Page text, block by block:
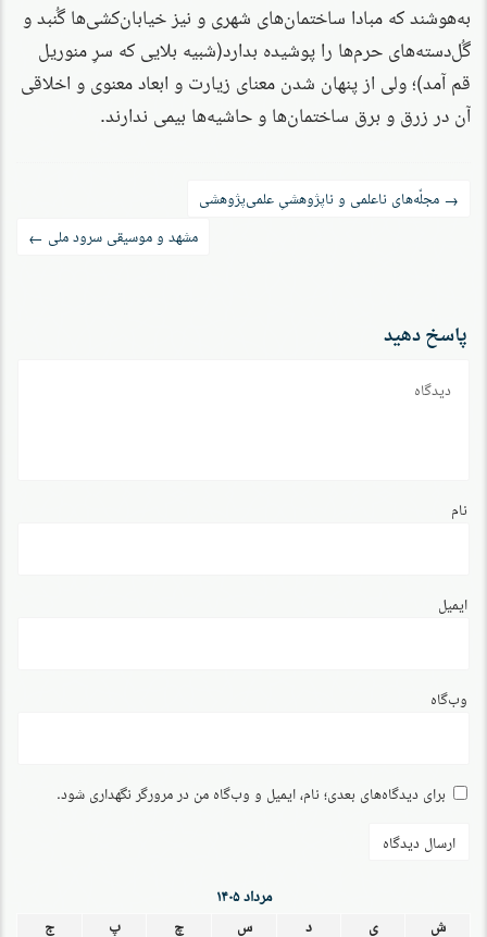
به‌هوشند که مبادا ساختمان‌های شهری و نیز خیابان‌کشی‌ها گُنبد و
گُل‌دسته‌های حرم‌ها را پوشیده بدارد(شبیه بلایی که سرِ منوریل
قم آمد)؛ ولی از پنهان شدن معنای زیارت و ابعاد معنوی و اخلاقی
آن در زرق و برق ساختمان‌ها و حاشیه‌ها بیمی ندارند.
راه‌بری
→ مجلّه‌های ناعلمی و ناپژوهشیِ علمی‌پژوهشی
مشهد و موسیقی سرود ملی ←
پاسخ دهید
نام
ایمیل
وب‌گاه
برای دیدگاه‌های بعدی؛ نام، ایمیل و وب‌گاه من در مرورگر نگهداری شود.
مرداد ۱۴۰۵
ش
ی د س چ پ
ج